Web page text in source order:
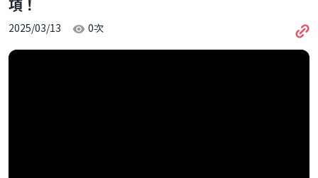
項！
2025/03/13 0次